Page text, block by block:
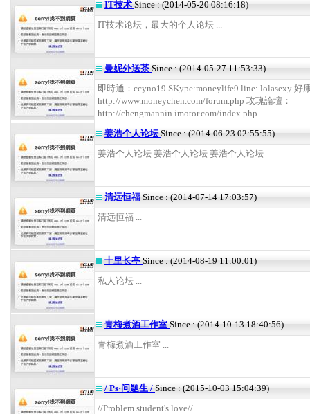
IT技术Since : (2014-05-20 08:16:18)
IT技术论坛，最大的个人论坛 ...
曼妮外送茶 Since : (2014-05-27 11:53:33)
即時通：ccyno19 SKype:moneylife9 line: lolasexy 好
http://www.moneychen.com/forum.php 玫瑰論壇：
http://chengmannin.imotor.com/index.php ...
姜浩个人论坛Since : (2014-06-23 02:55:55)
姜浩个人论坛 姜浩个人论坛 姜浩个人论坛 ...
清远恒福 Since : (2014-07-14 17:03:57)
清远恒福 ...
十里长亭 Since : (2014-08-19 11:00:01)
私人论坛 ...
青梅煮酒工作室 Since : (2014-10-13 18:40:56)
青梅煮酒工作室 ...
/ Ps·问题生 / Since : (2015-10-03 15:04:39)
//Problem student's love// ...